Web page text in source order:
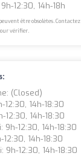
12:30, 14h-18h
être obsolètes. Contactez
vérifier.
(closed)
12:30, 14h-18:30
12:30, 14h-18:30
9h-12:30, 14h-18:30
12:30, 14h-18:30
9h-12:30, 14h-18:30